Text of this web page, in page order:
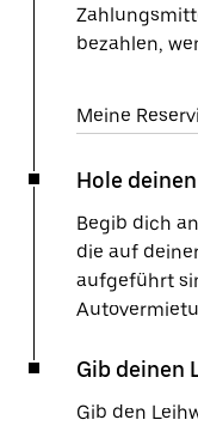
bezahlen,
Meine
Hole
Begib dich
die auf
aufgeführt
Gib deinen
Gib den